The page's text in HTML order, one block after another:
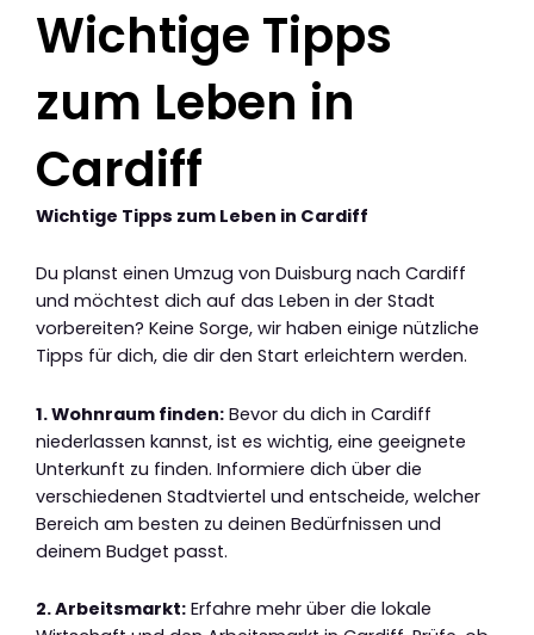
Wichtige Tipps
zum Leben in
Cardiff
Wichtige Tipps zum Leben in Cardiff
Du planst einen Umzug von Duisburg nach Cardiff
und möchtest dich auf das Leben in der Stadt
vorbereiten? Keine Sorge, wir haben einige nützliche
Tipps für dich, die dir den Start erleichtern werden.
1. Wohnraum finden: Bevor du dich in Cardiff
niederlassen kannst, ist es wichtig, eine geeignete
Unterkunft zu finden. Informiere dich über die
verschiedenen Stadtviertel und entscheide, welcher
Bereich am besten zu deinen Bedürfnissen und
deinem Budget passt.
2. Arbeitsmarkt: Erfahre mehr über die lokale